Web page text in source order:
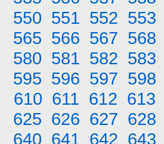
550 551 552 553
565 566 567 568
580 581 582 583
595 596 597 598
610 611 612 613
625 626 627 628
640 641 642 643